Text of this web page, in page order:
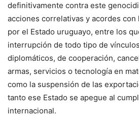
definitivamente contra este
acciones correlativas y acordes
por el Estado uruguayo, entre los
interrupción de todo tipo de
diplomáticos, de cooperación,
armas, servicios o tecnología en
como la suspensión de las
tanto ese Estado se apegue al
internacional.